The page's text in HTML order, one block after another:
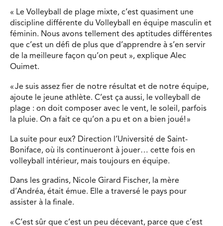
« Le Volleyball de plage mixte, c’est quasiment une
discipline différente du Volleyball en équipe masculin et
féminin. Nous avons tellement des aptitudes différentes
que c’est un défi de plus que d’apprendre à s’en servir
de la meilleure façon qu’on peut », explique Alec
Ouimet.
« Je suis assez fier de notre résultat et de notre équipe,
ajoute le jeune athlète. C’est ça aussi, le volleyball de
plage : on doit composer avec le vent, le soleil, parfois
la pluie. On a fait ce qu’on a pu et on a bien joué! »
La suite pour eux? Direction l’Université de Saint-
Boniface, où ils continueront à jouer… cette fois en
volleyball intérieur, mais toujours en équipe.
Dans les gradins, Nicole Girard Fischer, la mère
d’Andréa, était émue. Elle a traversé le pays pour
assister à la finale.
« C’est sûr que c’est un peu décevant, parce que c’est